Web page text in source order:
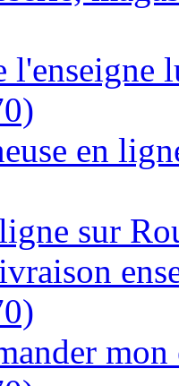
l'enseigne
en
sur